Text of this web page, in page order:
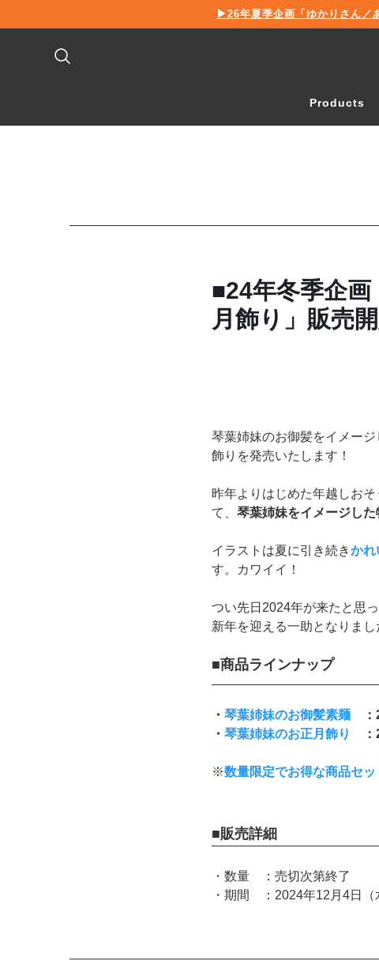
報
▶26年夏季企画「ゆかりさん／
Products
■24年冬季企
月飾り」販売
琴葉姉妹のお御髪をイメー
飾りを発売いたします！
昨年よりはじめた年越しお
て、 琴葉姉妹をイメージした
イラストは夏に引き続きかれ
す。カワイイ！
つい先日2024年が来たと思
新年を迎える一助となりまし
■商品ラインナップ
・ 琴葉姉妹のお御髪素麺 ：
・ 琴葉姉妹のお正月飾り ：
※数量限定でお得な商品セッ
■販売詳細
・ 数量 ：売切次第終了
・ 期間 ：2024年12月4日（